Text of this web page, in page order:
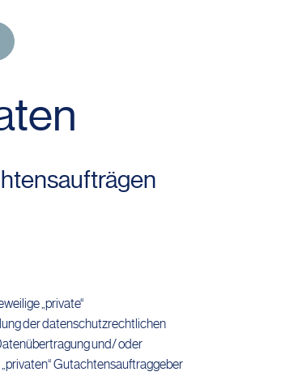
„private“
der datenschutzrechtlichen
und/ oder
Gutachtensauftraggeber